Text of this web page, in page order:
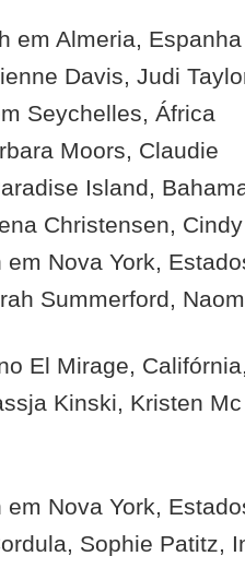
em Almeria, Espanha
Davis, Judi
Seychelles, África
Moors, Claudie
Island,
Christensen,
em Nova York,
Summerford,
El Mirage,
Kinski, Kristen
em Nova York,
Sophie Patitz,